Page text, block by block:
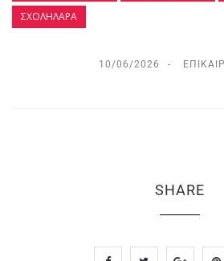
ΣΧΟΛΉΛΆΡΑ
10/06/2026
SHARE